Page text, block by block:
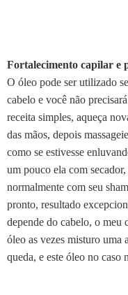
Fortalecimento capilar e
O óleo pode ser utilizado
cabelo e você não
receita simples, aqueça
das mãos, depois
como se estivesse
um pouco ela com
normalmente com seu
pronto, resultado
depende do cabelo, o meu
óleo as vezes misturo uma
queda, e este óleo no caso